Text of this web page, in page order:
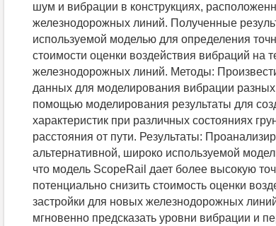
шум и вибрации в конструкциях,
железнодорожных линий. Полученные
используемой моделью для определения
стоимости оценки воздействия вибраций на
железнодорожных линий. Методы:
данных для моделирования вибрации разных
помощью моделирования результаты для
характеристик при различных состояниях
расстояния от пути. Результаты:
альтернативной, широко используемой
что модель SсореRаil дает более высокую
потенциально снизить стоимость оценки
застройки для новых железнодорожных
мгновенно предсказать уровни вибрации и